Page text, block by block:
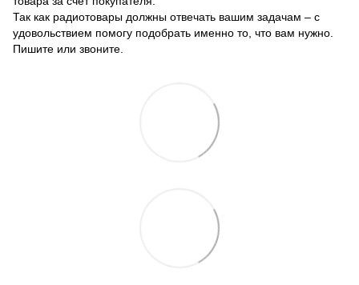
Так как радиотовары должны отвечать вашим задачам – с
удовольствием помогу подобрать именно то, что вам нужно.
Пишите или звоните.